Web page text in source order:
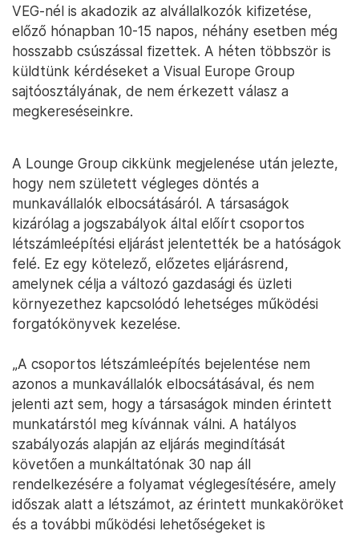
VEG-nél is akadozik az alvállalkozók kifizetése,
előző hónapban 10-15 napos, néhány esetben még
hosszabb csúszással fizettek. A héten többször is
küldtünk kérdéseket a Visual Europe Group
sajtóosztályának, de nem érkezett válasz a
megkereséseinkre.
A Lounge Group cikkünk megjelenése után jelezte,
hogy nem született végleges döntés a
munkavállalók elbocsátásáról. A társaságok
kizárólag a jogszabályok által előírt csoportos
létszámleépítési eljárást jelentették be a hatóságok
felé. Ez egy kötelező, előzetes eljárásrend,
amelynek célja a változó gazdasági és üzleti
környezethez kapcsolódó lehetséges működési
forgatókönyvek kezelése.
„A csoportos létszámleépítés bejelentése nem
azonos a munkavállalók elbocsátásával, és nem
jelenti azt sem, hogy a társaságok minden érintett
munkatárstól meg kívánnak válni. A hatályos
szabályozás alapján az eljárás megindítását
követően a munkáltatónak 30 nap áll
rendelkezésére a folyamat véglegesítésére, amely
időszak alatt a létszámot, az érintett munkaköröket
és a további működési lehetőségeket is